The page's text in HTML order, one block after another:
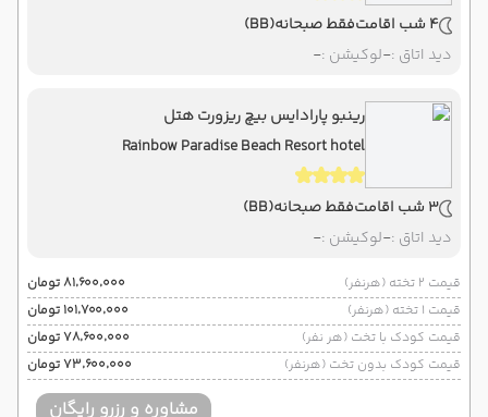
4 شب اقامت فقط صبحانه(BB)
دید اتاق :-لوکیشن :-
رینبو پارادایس بیچ ریزورت هتل
Rainbow Paradise Beach Resort hotel
3 شب اقامت فقط صبحانه(BB)
دید اتاق :-لوکیشن :-
قیمت 2 تخته (هرنفر)
۸۱٬۶۰۰٬۰۰۰ تومان
قیمت 1 تخته (هرنفر)
۱۰۱٬۷۰۰٬۰۰۰ تومان
قیمت کودک با تخت (هر نفر)
۷۸٬۶۰۰٬۰۰۰ تومان
قیمت کودک بدون تخت (هرنفر)
۷۳٬۶۰۰٬۰۰۰ تومان
مشاوره و رزرو رایگان